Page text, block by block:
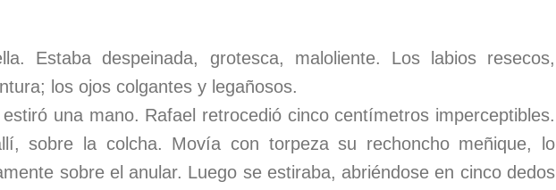
Estaba despeinada, grotesca, maloliente. Los labios resecos,
los ojos colgantes y legañosos.
una mano. Rafael retrocedió cinco centímetros imperceptibles.
sobre la colcha. Movía con torpeza su rechoncho meñique, lo
sobre el anular. Luego se estiraba, abriéndose en cinco dedos